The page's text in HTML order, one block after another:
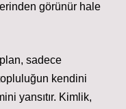
görünür hale
sadece
kendini
yansıtır. Kimlik,